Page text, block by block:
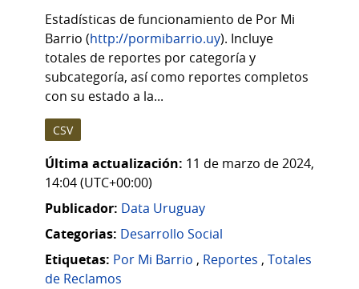
Estadísticas de funcionamiento de Por Mi
Barrio (http://pormibarrio.uy). Incluye
totales de reportes por categoría y
subcategoría, así como reportes completos
con su estado a la...
CSV
Última actualización: 11 de marzo de 2024,
14:04 (UTC+00:00)
Publicador: Data Uruguay
Categorias: Desarrollo Social
Etiquetas: Por Mi Barrio , Reportes , Totales
de Reclamos